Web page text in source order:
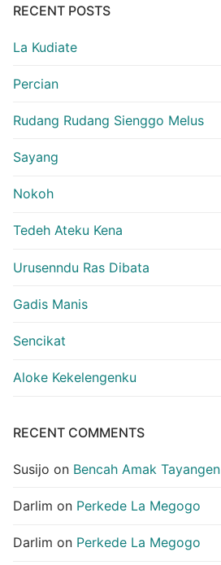
RECENT POSTS
La Kudiate
Percian
Rudang Rudang Sienggo Melus
Sayang
Nokoh
Tedeh Ateku Kena
Urusenndu Ras Dibata
Gadis Manis
Sencikat
Aloke Kekelengenku
RECENT COMMENTS
Susijo on Bencah Amak Tayangen
Darlim on Perkede La Megogo
Darlim on Perkede La Megogo